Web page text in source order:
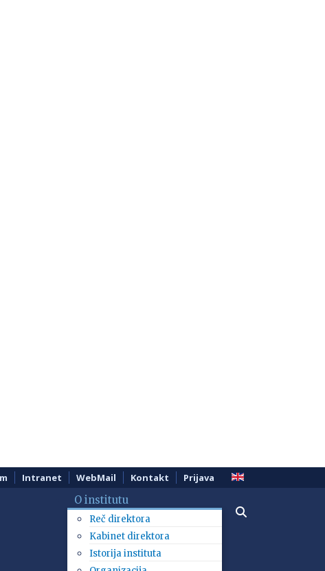
Intranet WebMail Kontakt Prijava
O institutu
Reč direktora
Kabinet direktora
Istorija instituta